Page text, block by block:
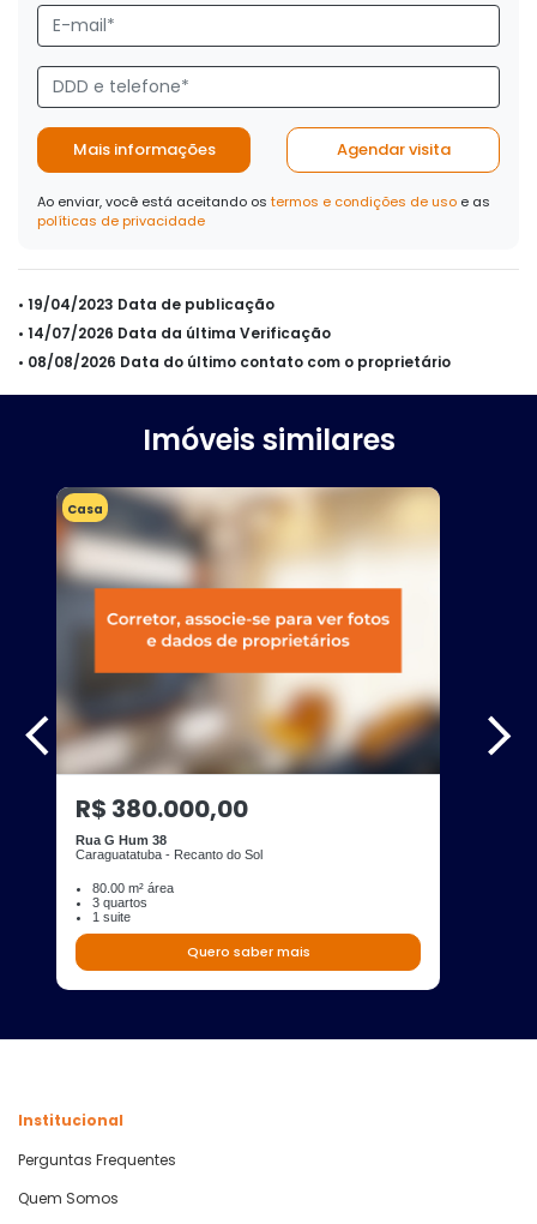
Mais informações Agendar visita
Ao enviar, você está aceitando os termos e condições de uso e as
políticas de privacidade
• 19/04/2023 Data de publicação
• 14/07/2026 Data da última Verificação
• 08/08/2026 Data do último contato com o proprietário
Imóveis similares
Casa
R$ 380.000,00
Rua G Hum 38
Caraguatatuba - Recanto do Sol
80.00 m² área
3 quartos
1 suite
Quero saber mais
Institucional
Perguntas Frequentes
Quem Somos